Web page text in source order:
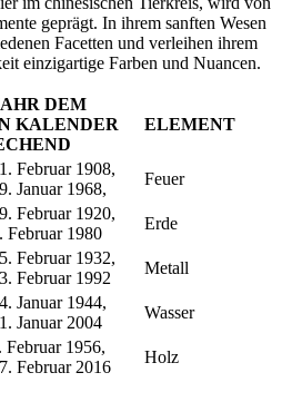
geprägt. In ihrem sanften Wesen
Facetten und verleihen ihrem
einzigartige Farben und Nuancen.
DEM
KALENDER
ELEMENT
Februar 1908,
Januar 1968,
Feuer
Februar 1920,
Februar 1980
Erde
Februar 1932,
Februar 1992
Metall
Januar 1944,
Januar 2004
Wasser
Februar 1956,
Februar 2016
Holz